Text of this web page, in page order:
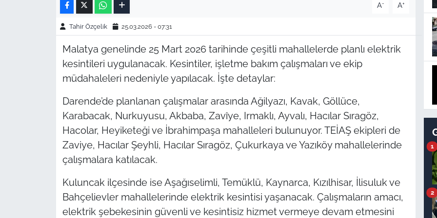
A- A+
Tahir Özçelik 25.03.2026 - 07:31
Malatya genelinde 25 Mart 2026 tarihinde çeşitli mahallelerde planlı elektrik
kesintileri uygulanacak. Kesintiler, işletme bakım çalışmaları ve ekip
müdahaleleri nedeniyle yapılacak. İşte detaylar:
Darende’de planlanan çalışmalar arasında Ağilyazı, Kavak, Göllüce,
Karabacak, Nurkuyusu, Akbaba, Zavîye, Irmaklı, Ayvalı, Hacılar Sıragöz,
Hacolar, Heyiketeği ve İbrahimpaşa mahalleleri bulunuyor. TEİAŞ ekipleri de
Zaviye, Hacılar Şeyhli, Hacılar Sıragöz, Çukurkaya ve Yazıköy mahallelerinde
çalışmalara katılacak.
Kuluncak ilçesinde ise Aşağıselimli, Temüklü, Kaynarca, Kızılhisar, İlisuluk ve
Bahçelievler mahallelerinde elektrik kesintisi yaşanacak. Çalışmaların amacı,
elektrik şebekesinin güvenli ve kesintisiz hizmet vermeye devam etmesini
1
2